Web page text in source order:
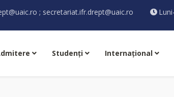
; secretariat.ifr.drept@uaic.ro
Studenţi Internaţional